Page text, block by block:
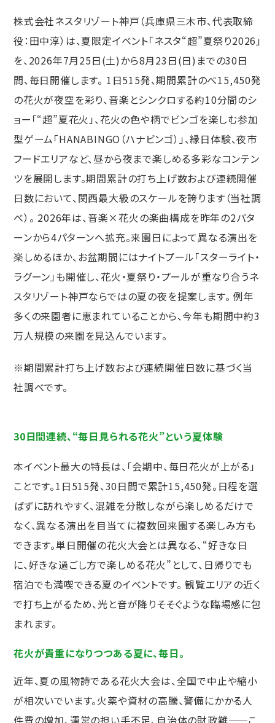
株式会社ネスタリゾート神戸（兵庫県三木市、代表取締
役：田中淳）は、夏限定イベント「ネスタ“超”夏祭り2026」
を、2026年7月25日(土)から8月23日(日)までの30日
間、毎日開催します。 1日515発、期間累計のべ15,450発
の花火が夜空を彩り、音楽とシンクロする約10分間のシ
ョー「“超”夏花火」、花火の色や柄でビンゴを楽しむ参加
型ゲーム「HANABINGO（ハナビンゴ）」、縁日体験、夜市
フードエリアなど、昼から夜まで楽しめる多彩なコンテン
ツを展開します。期間累計の打ち上げ数および連続開催
日数において、関西最大級のスケールを誇ります（当社調
べ）。 2026年は、音楽×花火の楽曲構成を昨年の2パタ
ーンから4パターンへ拡充。来園日によって異なる演出を
楽しめるほか、お盆期間にはナイトプール「スターライト・
ラグーン」も開催し、花火・夏祭り・プールが重なり合うネ
スタリゾート神戸ならではの夏の夜を提案します。 例年
多くの来園者に恵まれていることから、今年も期間中約3
万人規模の来園を見込んでいます。
※期間累計打ち上げ数および連続開催日数に基づく当
社調べです。
30日間連続、“毎日見られる花火”という夏体験
本イベント最大の特長は、「会期中、毎日花火が上がる」
ことです。1日515発、30日間で累計15,450発。日程を選
ばずに訪れやすく、混雑を分散しながら楽しめるだけで
なく、異なる演出を目当てに複数回来園する楽しみ方も
できます。単日開催の花火大会とは異なる、“好きな日
に、好きな過ごし方で楽しめる花火”として、日帰りでも
宿泊でも満喫できる夏のイベントです。 観覧エリアの近く
で打ち上がるため、光と音が降りそそぐような臨場感に包
まれます。
花火が貴重になりつつある夏に、毎日。
近年、夏の風物詩である花火大会は、全国で中止や縮小
が相次いでいます。火薬や資材の高騰、警備にかかる人